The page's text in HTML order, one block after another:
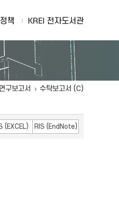
책 KREI 전자도서관
연구보고서 수탁보고서 (C)
(EXCEL) RIS (EndNote)